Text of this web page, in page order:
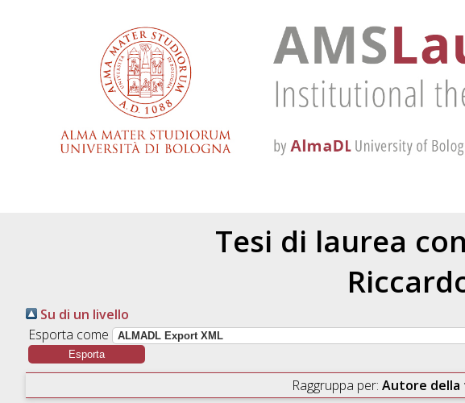
Tesi di laurea
Su di un livello
Esporta come
Raggruppa per: Autore della